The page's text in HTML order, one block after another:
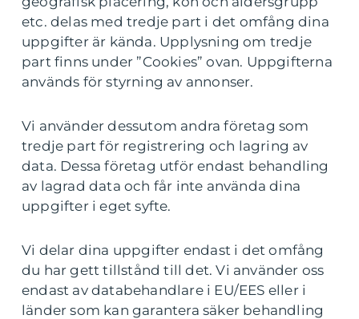
etc. delas med tredje part i det omfång dina
uppgifter är kända. Upplysning om tredje
part finns under ”Cookies” ovan. Uppgifterna
används för styrning av annonser.
Vi använder dessutom andra företag som
tredje part för registrering och lagring av
data. Dessa företag utför endast behandling
av lagrad data och får inte använda dina
uppgifter i eget syfte.
Vi delar dina uppgifter endast i det omfång
du har gett tillstånd till det. Vi använder oss
endast av databehandlare i EU/EES eller i
länder som kan garantera säker behandling